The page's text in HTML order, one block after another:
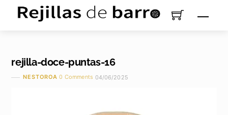
Saltar
Menú
rejilla-doce-puntas-16
NESTOROA 0 Comments 04/06/2025